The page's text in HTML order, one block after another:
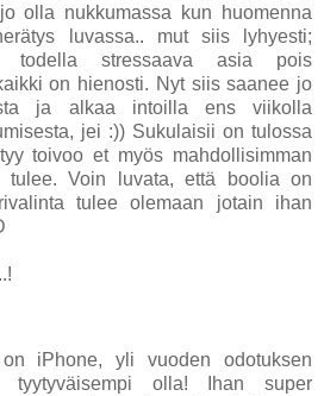
olla nukkumassa kun huomenna
luvassa.. mut siis lyhyesti;
todella stressaava asia pois
on hienosti. Nyt siis saanee jo
ja alkaa intoilla ens viikolla
jei :)) Sukulaisii on tulossa
toivoo et myös mahdollisimman
tulee. Voin luvata, että boolia on
tulee olemaan jotain ihan
iPhone, yli vuoden odotuksen
olla! Ihan super